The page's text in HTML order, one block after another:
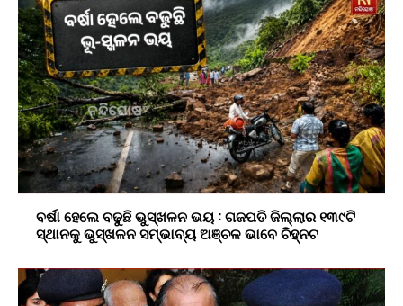
ବର୍ଷା ହେଲେ ବଢୁଛି ଭୁସ୍ଖଳନ ଭୟ : ଗଜପତି ଜିଲ୍ଲାର ୧୩୯ଟି
ସ୍ଥାନକୁ ଭୁସ୍ଖଳନ ସମ୍ଭାବ୍ୟ ଅଞ୍ଚଳ ଭାବେ ଚିହ୍ନଟ